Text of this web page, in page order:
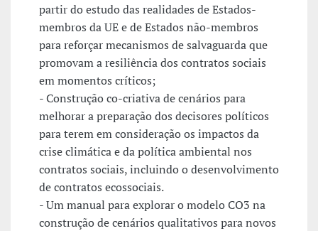
partir do estudo das realidades de Estados-
membros da UE e de Estados não-membros
para reforçar mecanismos de salvaguarda que
promovam a resiliência dos contratos sociais
em momentos críticos;
- Construção co-criativa de cenários para
melhorar a preparação dos decisores políticos
para terem em consideração os impactos da
crise climática e da política ambiental nos
contratos sociais, incluindo o desenvolvimento
de contratos ecossociais.
- Um manual para explorar o modelo CO3 na
construção de cenários qualitativos para novos